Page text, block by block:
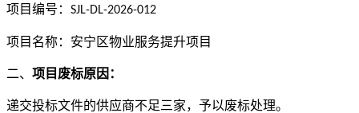
项目编号： SJL-DL-2026-012
项目名称： 安宁区物业服务提升项目
二、 项目废标原因：
递交投标文件的供应商不足三家， 予以废标处理。